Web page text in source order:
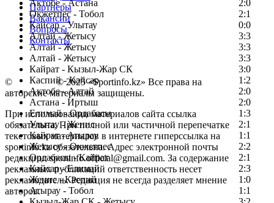
Актобе - Астана
2:0
Окжетпес - Тобол
2:1
Кайсар - Улытау
0:0
Алтай - Жетысу
3:3
Алтай - Жетысу
3:3
Алтай - Жетысу
3:3
Кайрат - Кызыл-Жар СК
3:0
Каспий - Кайсар
1:2
Актобе - Алтай
2:0
Астана - Иртыш
2:0
Елимай - Ордабасы
1:3
Улытау - Женис
2:1
Кайрат - Атырау
1:1
Жетысу - Окжетпес
2:2
Ордабасы - Кайрат
2:1
Кайсар - Елимай
2:3
Женис - Каспий
1:0
Атырау - Тобол
1:1
Партнеры
Вакансии
Вопросы
Контакты
© Copyright© 2025 «Sportinfo.kz» Все права на
авторские материалы защищены.
При использовании материалов сайта ссылка
обязательна. При полной или частичной перепечатке
текстовых материалов в интернете гиперссылка на
sportinfo.kz обязательна. Адрес электронной почты
редакции: sportinfo.official@gmail.com. За содержание
рекламных публикаций ответственность несет
рекламодатель. Редакция не всегда разделяет мнение
авторов.